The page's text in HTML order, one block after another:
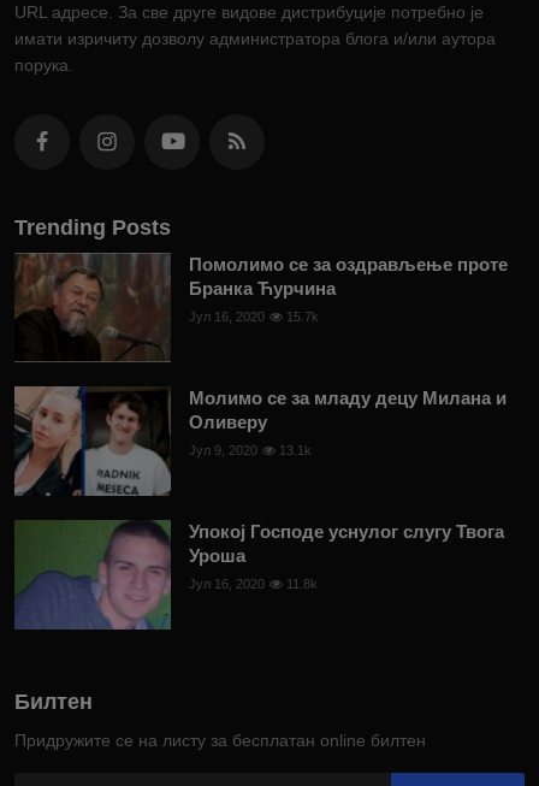
URL адресе. За све друге видове дистрибуције потребно је
имати изричиту дозволу администратора блога и/или аутора
порука.
Trending Posts
Помолимо се за оздрављење проте
Бранка Ћурчина
Јул 16, 2020 15.7k
Молимо се за младу децу Милана и
Оливеру
Јул 9, 2020 13.1k
Упокој Господе уснулог слугу Твога
Уроша
Јул 16, 2020 11.8k
Билтен
Придружите се на листу за бесплатан online билтен